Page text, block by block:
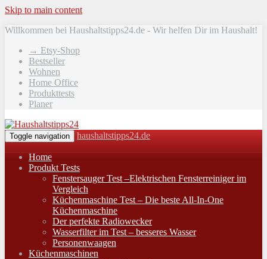
Skip to main content
Willkommen bei Haushaltstipps24.de - Wir helfen Dir im Haushalt!
→ Etsy-Shop
Bestseller
Wohnen
Home Office
Produkttests
Planer
Toggle navigation haushaltstipps24.de
Home
Produkt Tests
Fenstersauger Test –Elektrischen Fensterreiniger im
Vergleich
Küchenmaschine Test – Die beste All-In-One
Küchenmaschine
Der perfekte Radiowecker
Wasserfilter im Test – besseres Wasser
Personenwaagen
Küchenmaschinen